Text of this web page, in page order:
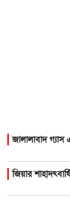
জালালাবাদ
জিয়ার